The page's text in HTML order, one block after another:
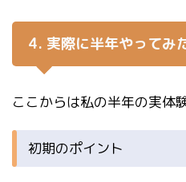
4. 実際に半年やってみ
ここからは私の半年の実体
初期のポイント